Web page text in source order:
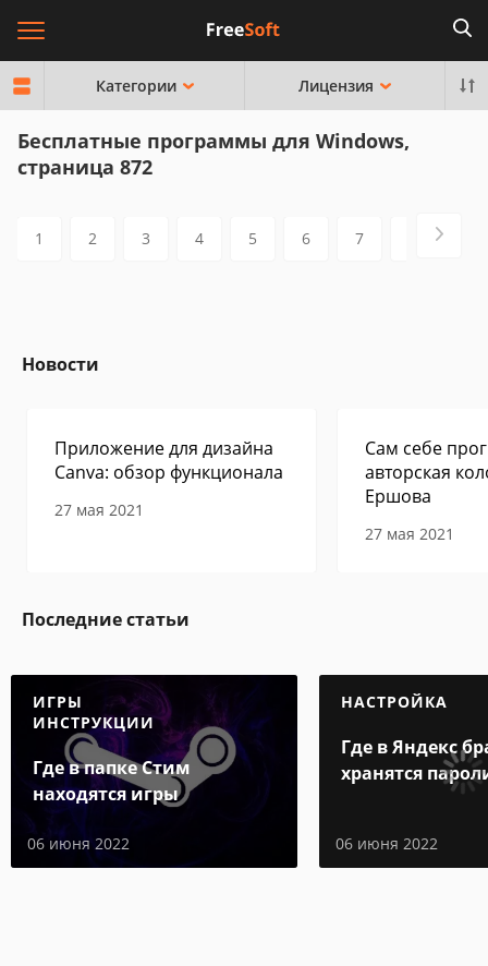
Категории Лицензия
Бесплатные программы для Windows,
страница 872
1 2 3 4 5 6 7
Новости
Приложение для дизайна
Canva: обзор функционала
27 мая 2021
Сам себе
авторская
Ершова
27 мая 2021
Последние статьи
ИГРЫ
ИНСТРУКЦИИ
Где в папке Стим
находятся игры
06 июня 2022
НАСТРОЙКА
Где в Яндекс
хранятся
06 июня 2022